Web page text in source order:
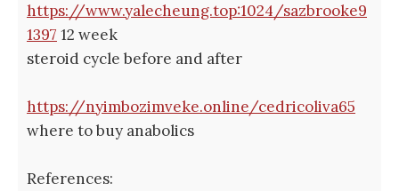
https://www.yalecheung.top:1024/sazbrooke9
1397 12 week
steroid cycle before and after
https://nyimbozimveke.online/cedricoliva65
where to buy anabolics
References: